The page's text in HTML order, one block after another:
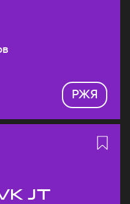
РЖЯ
JT